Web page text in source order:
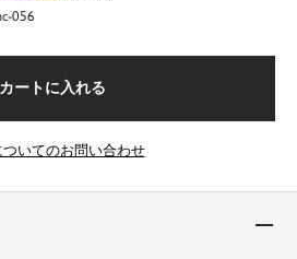
056
カートに入れる
いてのお問い合わせ